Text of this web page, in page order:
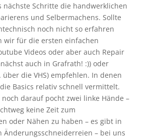
nächste Schritte die handwerklichen
und Selbermachens. Sollte
noch nicht so erfahren
wir für die ersten einfachen
Videos oder aber auch Repair
auch in Grafrath! :)) oder
über die VHS) empfehlen. In denen
Basics relativ schnell vermittelt.
darauf pocht zwei linke Hände –
keine Zeit zum
oder Nähen zu haben – es gibt in
Änderungsschneiderreien – bei uns